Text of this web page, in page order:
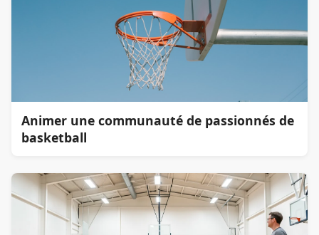
Animer une communauté de passionnés de
basketball